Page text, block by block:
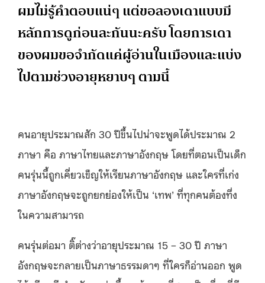
ผมไม่รู้คำตอบแน่ๆ แต่ขอลองเดาแบบมี
หลักการดูก่อนละกันนะครับ โดยการเดา
ของผมขอจำกัดแค่ผู้อ่านในเมืองและแบ่ง
ไปตามช่วงอายุหยาบๆ ตามนี้
คนอายุประมาณสัก 30 ปีขึ้นไปน่าจะพูดได้ประมาณ 2
ภาษา คือ ภาษาไทยและภาษาอังกฤษ โดยที่ตอนเป็นเด็ก
คนรุ่นนี้ถูกเคี่ยวเข็ญให้เรียนภาษาอังกฤษ และใครที่เก่ง
ภาษาอังกฤษจะถูกยกย่องให้เป็น ‘เทพ’ ที่ทุกคนต้องทึ่ง
ในความสามารถ
คนรุ่นต่อมา ติ๊ต่างว่าอายุประมาณ 15 – 30 ปี ภาษา
อังกฤษจะกลายเป็นภาษาธรรมดาๆ ที่ใครก็อ่านออก พูด